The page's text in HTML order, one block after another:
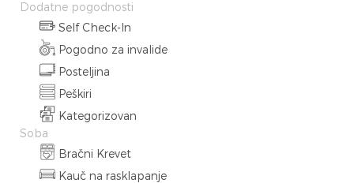
Dodatne pogodnosti
Self Check-In
Pogodno za invalide
Posteljina
Peškiri
Kategorizovan
Soba
Bračni Krevet
Kauč na rasklapanje